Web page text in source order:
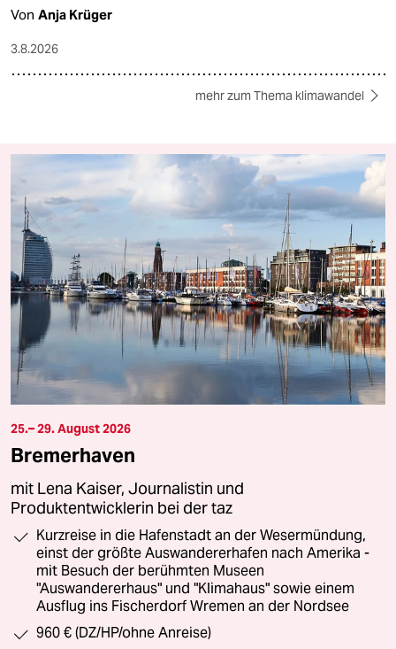
Von Anja Krüger
3.8.2026
mehr zum Thema klimawandel
25.– 29. August 2026
Bremerhaven
mit Lena Kaiser, Journalistin und
Produktentwicklerin bei der taz
Kurzreise in die Hafenstadt an der Wesermündung,
einst der größte Auswandererhafen nach Amerika -
mit Besuch der berühmten Museen
"Auswandererhaus" und "Klimahaus" sowie einem
Ausflug ins Fischerdorf Wremen an der Nordsee
960 € (DZ/HP/ohne Anreise)